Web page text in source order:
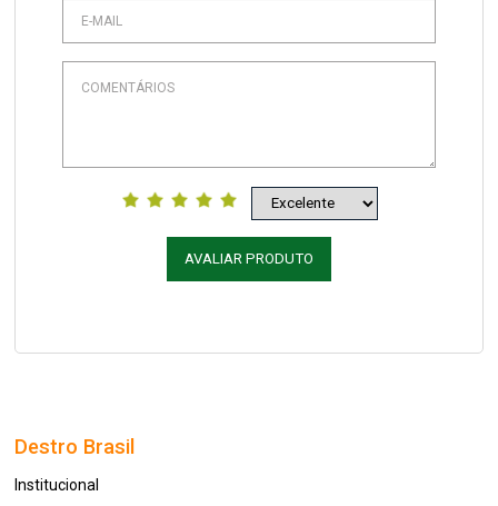
AVALIAR PRODUTO
Destro Brasil
Institucional